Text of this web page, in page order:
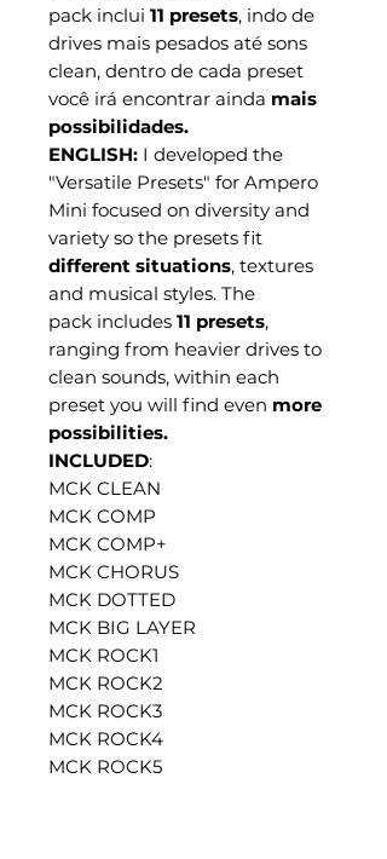
pack inclui 11 presets, indo de
drives mais pesados até sons
clean, dentro de cada preset
você irá encontrar ainda mais
possibilidades.
ENGLISH: I developed the
"Versatile Presets" for Ampero
Mini focused on diversity and
variety so the presets fit
different situations, textures
and musical styles. The
pack includes 11 presets,
ranging from heavier drives to
clean sounds, within each
preset you will find even more
possibilities.
INCLUDED:
MCK CLEAN
MCK COMP
MCK COMP+
MCK CHORUS
MCK DOTTED
MCK BIG LAYER
MCK ROCK1
MCK ROCK2
MCK ROCK3
MCK ROCK4
MCK ROCK5